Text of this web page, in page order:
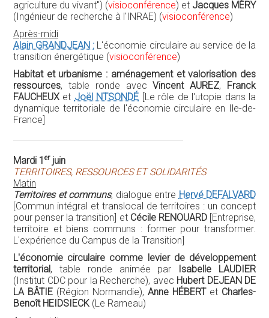
Mardi 1er juin
TERRITOIRES, RESSOURCES ET SOLIDARITÉS
Matin
Territoires et communs, dialogue entreHervé DEFALVARD
[Commun intégral et translocal de territoires : un concept
pour penser la transition] et Cécile RENOUARD
[Entreprise,
territoire et biens communs : former pour transformer.
L'expérience du Campus de la Transition]
L'économie circulaire comme levier de développement
territorial
LA BÂTIE(Région Normandie),Anne HÉBERT
Benoît HEIDSIECK
Après-midi
"HORS LES MURS"
Visites et rencontres d'associations et d'entreprises
locales engagées dans l'économie circulaire : Haiecobois
Saint Martin de Bonfossé/PEP 50 autonomie
(anciennement ECORESO) Gourfaleur/ PAPECO Orval sur
Sienne/AFERE Coutances[ présentation
Mercredi 2 juin
Matin
NATURE ET JUSTICE